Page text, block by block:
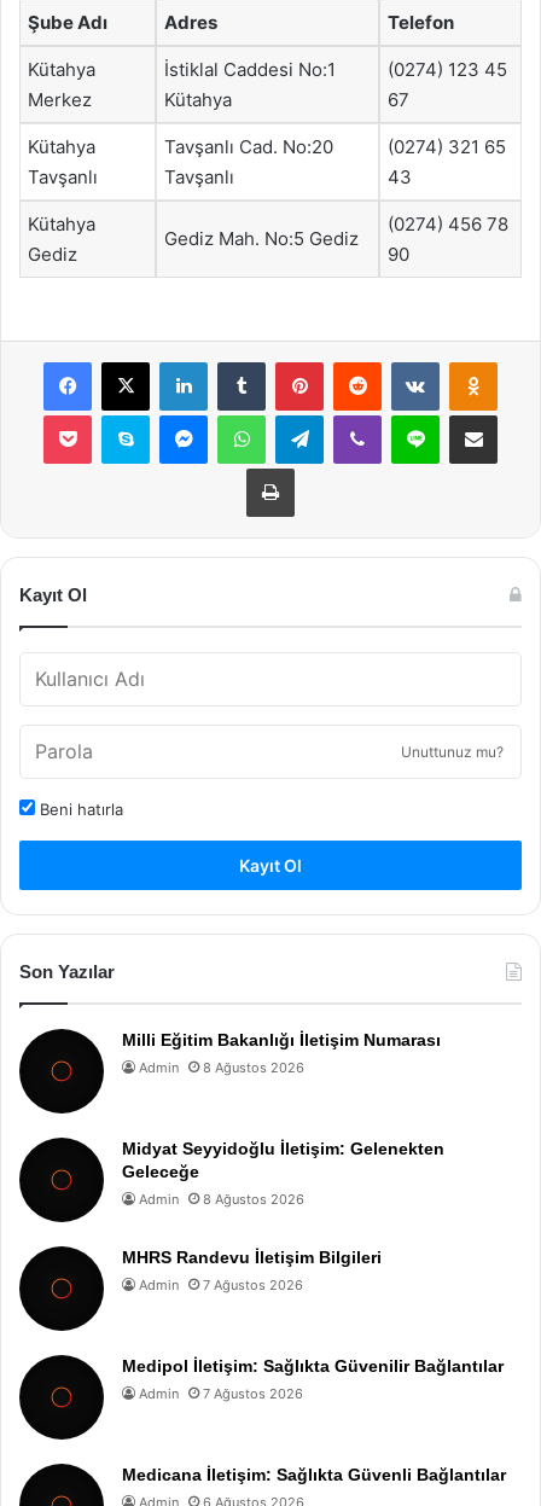
Şube Adı Adres Telefon
Kütahya
Merkez
İstiklal Caddesi No:1
Kütahya
(0274) 123 45
67
Kütahya
Tavşanlı
Tavşanlı Cad. No:20
Tavşanlı
(0274) 321 65
43
Kütahya
Gediz
Gediz Mah. No:5 Gediz
(0274) 456 78
90
Facebook
X LinkedInTumblr PinterestReddit VKontakte
Pocket Skype MessengerWhatsAppTelegramViber Line E-Posta ile
Yazdır
Kayıt Ol
Unuttunuz mu?
Beni hatırla
Kayıt Ol
Son Yazılar
Milli Eğitim Bakanlığı İletişim Numarası
Admin 8 Ağustos 2026
Midyat Seyyidoğlu İletişim: Gelenekten
Geleceğe
Admin 8 Ağustos 2026
MHRS Randevu İletişim Bilgileri
Admin 7 Ağustos 2026
Medipol İletişim: Sağlıkta Güvenilir Bağlantılar
Admin 7 Ağustos 2026
Medicana İletişim: Sağlıkta Güvenli Bağlantılar
Admin 6 Ağustos 2026